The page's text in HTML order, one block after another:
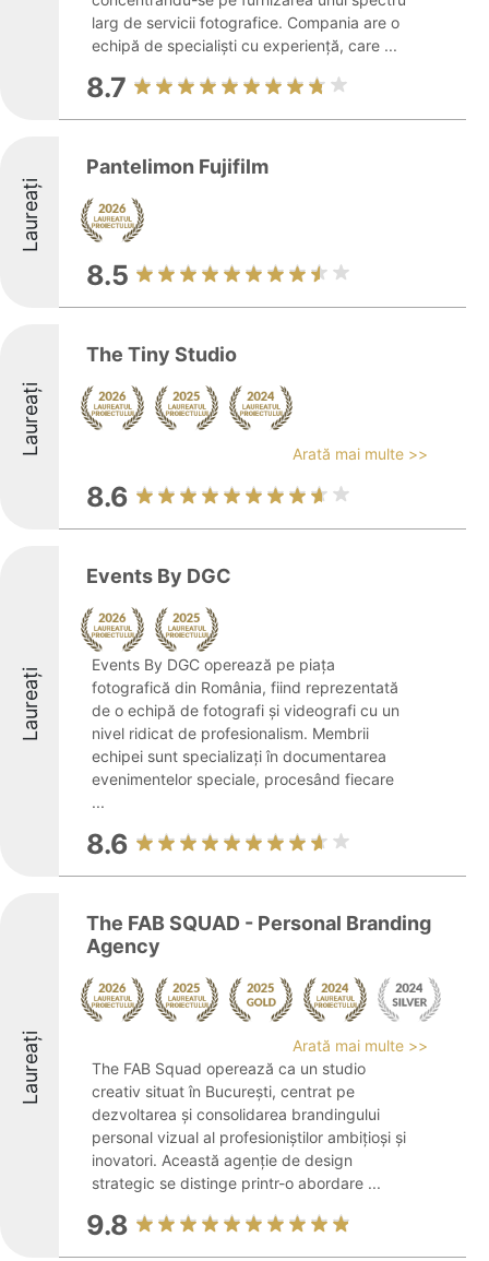
larg de servicii fotografice. Compania are o
echipă de specialiști cu experiență, care ...
8.7
Laureați
Pantelimon Fujifilm
8.5
Laureați
The Tiny Studio
Arată mai multe >>
8.6
Laureați
Events By DGC
Events By DGC operează pe piața
fotografică din România, fiind reprezentată
de o echipă de fotografi și videografi cu un
nivel ridicat de profesionalism. Membrii
echipei sunt specializați în documentarea
evenimentelor speciale, procesând fiecare
...
8.6
Laureați
The FAB SQUAD - Personal Branding
Agency
Arată mai multe >>
The FAB Squad operează ca un studio
creativ situat în București, centrat pe
dezvoltarea și consolidarea brandingului
personal vizual al profesioniștilor ambițioși și
inovatori. Această agenție de design
strategic se distinge printr-o abordare ...
9.8